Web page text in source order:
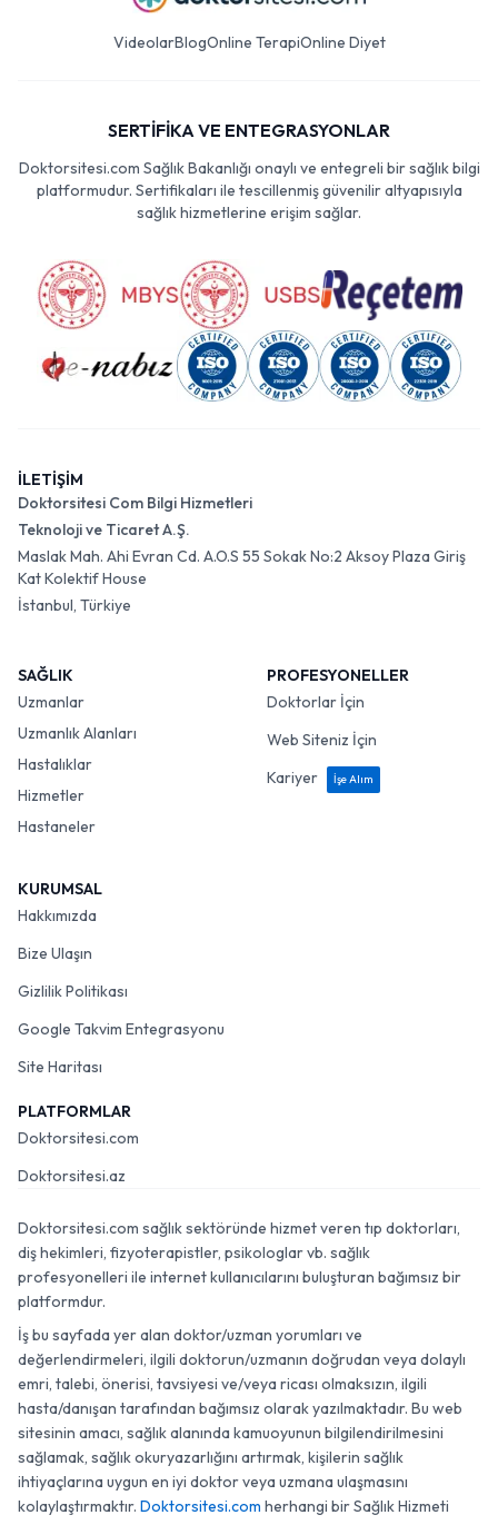
VideolarBlogOnline TerapiOnline Diyet
SERTİFİKA VE ENTEGRASYONLAR
Doktorsitesi.com Sağlık Bakanlığı onaylı ve entegreli bir sağlık bilgi
platformudur. Sertifikaları ile tescillenmiş güvenilir altyapısıyla
sağlık hizmetlerine erişim sağlar.
İLETİŞİM
Doktorsitesi Com Bilgi Hizmetleri
Teknoloji ve Ticaret A.Ş.
Maslak Mah. Ahi Evran Cd. A.O.S 55 Sokak No:2 Aksoy Plaza Giriş
Kat Kolektif House
İstanbul, Türkiye
SAĞLIK
Uzmanlar
Uzmanlık Alanları
Hastalıklar
Hizmetler
Hastaneler
PROFESYONELLER
Doktorlar İçin
Web Siteniz İçin
Kariyer
İşe Alım
KURUMSAL
Hakkımızda
Bize Ulaşın
Gizlilik Politikası
Google Takvim Entegrasyonu
Site Haritası
PLATFORMLAR
Doktorsitesi.com
Doktorsitesi.az
Doktorsitesi.com sağlık sektöründe hizmet veren tıp doktorları,
diş hekimleri, fizyoterapistler, psikologlar vb. sağlık
profesyonelleri ile internet kullanıcılarını buluşturan bağımsız bir
platformdur.
İş bu sayfada yer alan doktor/uzman yorumları ve
değerlendirmeleri, ilgili doktorun/uzmanın doğrudan veya dolaylı
emri, talebi, önerisi, tavsiyesi ve/veya ricası olmaksızın, ilgili
hasta/danışan tarafından bağımsız olarak yazılmaktadır. Bu web
sitesinin amacı, sağlık alanında kamuoyunun bilgilendirilmesini
sağlamak, sağlık okuryazarlığını artırmak, kişilerin sağlık
ihtiyaçlarına uygun en iyi doktor veya uzmana ulaşmasını
kolaylaştırmaktır. Doktorsitesi.com herhangi bir Sağlık Hizmeti